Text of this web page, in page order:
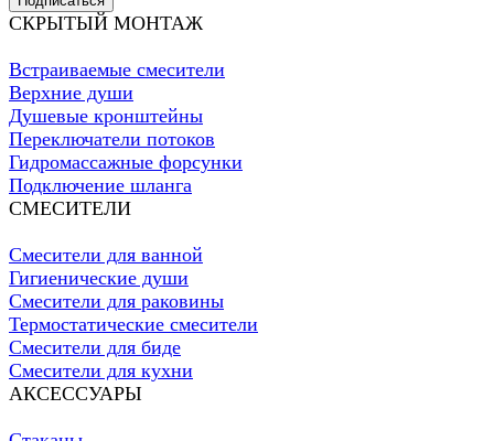
СКРЫТЫЙ МОНТАЖ
Встраиваемые смесители
Верхние души
Душевые кронштейны
Переключатели потоков
Гидромассажные форсунки
Подключение шланга
СМЕСИТЕЛИ
Смесители для ванной
Гигиенические души
Смесители для раковины
Термостатические смесители
Смесители для биде
Смесители для кухни
АКСЕССУАРЫ